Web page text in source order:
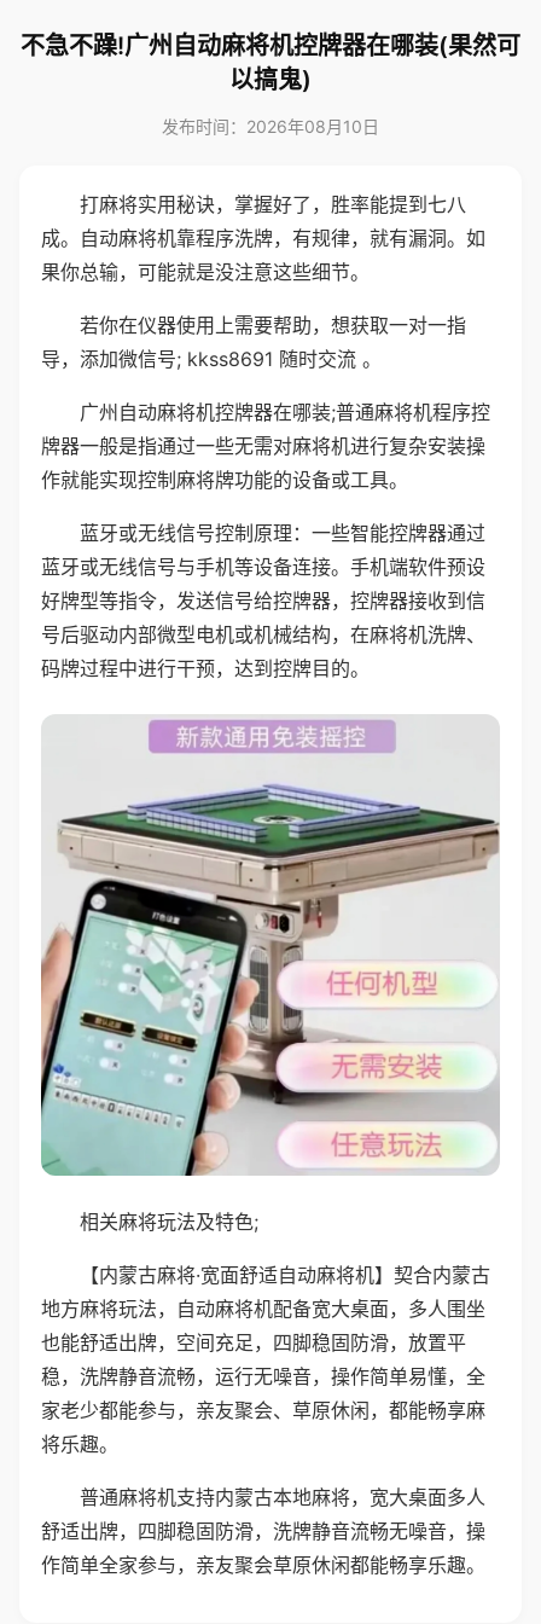
不急不躁!广州自动麻将机控牌器在哪装(果然可
以搞鬼)
发布时间：2026年08月10日
打麻将实用秘诀，掌握好了，胜率能提到七八
成。自动麻将机靠程序洗牌，有规律，就有漏洞。如
果你总输，可能就是没注意这些细节。
若你在仪器使用上需要帮助，想获取一对一指
导，添加微信号; kkss8691 随时交流 。
广州自动麻将机控牌器在哪装;普通麻将机程序控
牌器一般是指通过一些无需对麻将机进行复杂安装操
作就能实现控制麻将牌功能的设备或工具。
蓝牙或无线信号控制原理：一些智能控牌器通过
蓝牙或无线信号与手机等设备连接。手机端软件预设
好牌型等指令，发送信号给控牌器，控牌器接收到信
号后驱动内部微型电机或机械结构，在麻将机洗牌、
码牌过程中进行干预，达到控牌目的。
相关麻将玩法及特色;
【内蒙古麻将·宽面舒适自动麻将机】契合内蒙古
地方麻将玩法，自动麻将机配备宽大桌面，多人围坐
也能舒适出牌，空间充足，四脚稳固防滑，放置平
稳，洗牌静音流畅，运行无噪音，操作简单易懂，全
家老少都能参与，亲友聚会、草原休闲，都能畅享麻
将乐趣。
普通麻将机支持内蒙古本地麻将，宽大桌面多人
舒适出牌，四脚稳固防滑，洗牌静音流畅无噪音，操
作简单全家参与，亲友聚会草原休闲都能畅享乐趣。